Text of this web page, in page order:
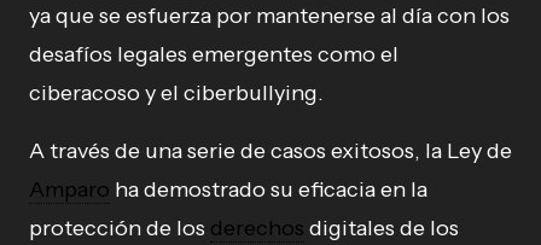
ya que se esfuerza por mantenerse al día con los
desafíos legales emergentes como el
ciberacoso y el ciberbullying.
A través de una serie de casos exitosos, la Ley de
Amparo ha demostrado su eficacia en la
protección de los derechos digitales de los